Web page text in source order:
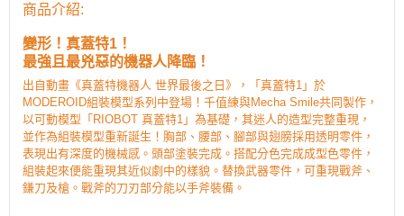
商品介紹:
變形！真蓋特1！
最強且最兇惡的機器人降臨！
出自動畫《真蓋特機器人 世界最後之日》，「真蓋特1」於
MODEROID組裝模型系列中登場！千值練與Mecha Smile共同製作，
以可動模型「RIOBOT 真蓋特1」為基礎，其迷人的造型完整重現，
並作為組裝模型重新誕生！胸部、腰部、腳部與翅膀採用透明零件，
表現出有深度的機械感。頭部塗裝完成。搭配分色完成成型色零件，
組裝起來便能重現其近似劇中的樣貌。替換武器零件，可重現戰斧、
鎌刀及槍。戰斧的刀刃部分能以手斧裝備。